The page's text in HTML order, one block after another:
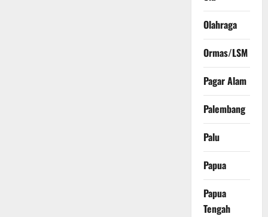
Olahraga
Ormas/LSM
Pagar Alam
Palembang
Palu
Papua
Papua
Tengah